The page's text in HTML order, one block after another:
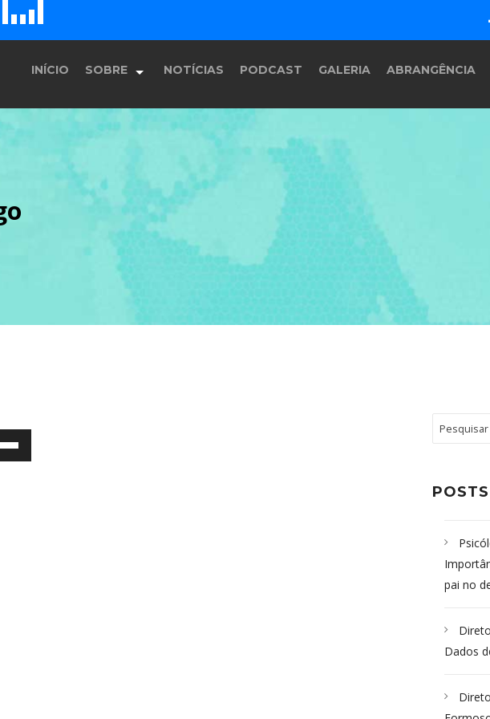
E F G
INÍCIO SOBRE
História
Equipe
Programação
NOTÍCIAS PODCAST GALERIA ABRANGÊNCIA
pai no
Dados